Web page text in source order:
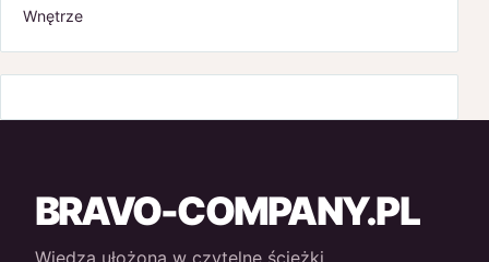
lipiec 2023
maj 2023
kwiecień 2023
luty 2023
Wnętrze
BRAVO-COMPANY.PL